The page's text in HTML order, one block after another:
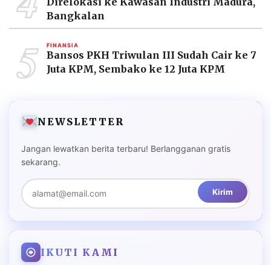
Bangkalan
5 FINANSIA
Bansos PKH Triwulan III Sudah Cair ke 7
Juta KPM, Sembako ke 12 Juta KPM
NEWSLETTER
Jangan lewatkan berita terbaru! Berlangganan gratis
sekarang.
Kirim
IKUTI KAMI